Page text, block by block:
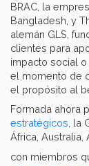
BRAC, la
Bangladesh, y
alemán GLS,
clientes para
impacto social
el momento de
el propósito al
Formada ahora
estratégicos ,
África, Australia,
con miembros